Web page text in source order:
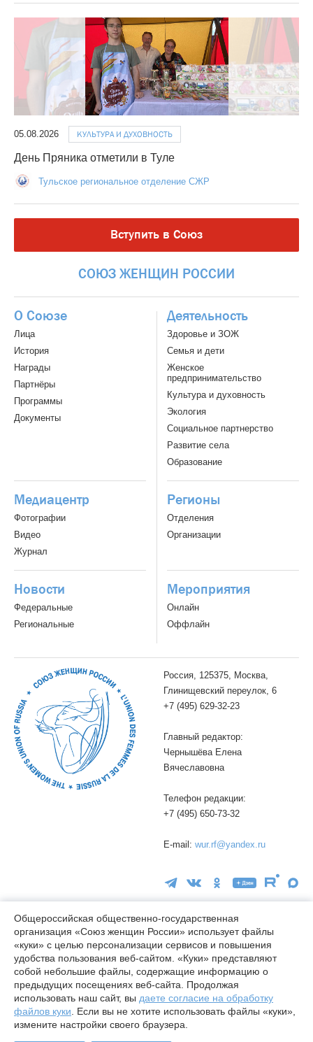
05.08.2026 КУЛЬТУРА И ДУХОВНОСТЬ
День Пряника отметили в Туле
Тульское региональное отделение СЖР
Вступить в Союз
СОЮЗ ЖЕНЩИН РОССИИ
О Союзе
Лица
История
Награды
Партнёры
Программы
Документы
Деятельность
Здоровье и ЗОЖ
Семья и дети
Женское
предпринимательство
Культура и духовность
Экология
Социальное партнерство
Развитие села
Образование
Медиацентр
Фотографии
Видео
Журнал
Регионы
Отделения
Организации
Новости
Федеральные
Региональные
Мероприятия
Онлайн
Оффлайн
Россия, 125375, Москва,
Глинищевский переулок, 6
+7 (495) 629-32-23
Главный редактор:
Чернышёва Елена
Вячеславовна
Телефон редакции:
+7 (495) 650-73-32
E-mail: wur.rf@yandex.ru
16+
© wuor.ru Использование материалов сайта разрешается только
при указании ссылки на источник
Правовая информация
Карта сайта
Общероссийская общественно-государственная
организация «Союз женщин России» использует файлы
«куки» с целью персонализации сервисов и повышения
удобства пользования веб-сайтом. «Куки» представляют
собой небольшие файлы, содержащие информацию о
предыдущих посещениях веб-сайта. Продолжая
использовать наш сайт, вы даете согласие на обработку
файлов куки . Если вы не хотите использовать файлы «куки»,
измените настройки своего браузера.